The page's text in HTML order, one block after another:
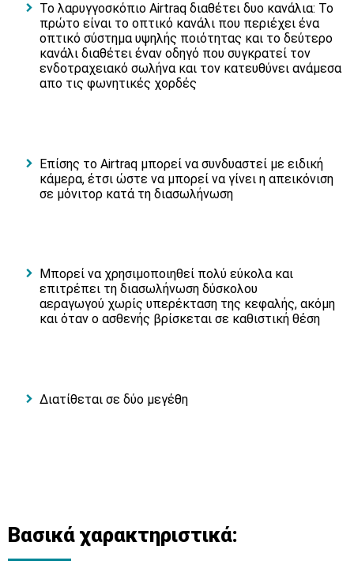
Το λαρυγγοσκόπιο Airtraq διαθέτει δυο κανάλια: Το
πρώτο είναι το οπτικό κανάλι που περιέχει ένα
οπτικό σύστημα υψηλής ποιότητας και το δεύτερο
κανάλι διαθέτει έναν οδηγό που συγκρατεί τον
ενδοτραχειακό σωλήνα και τον κατευθύνει ανάμεσα
απο τις φωνητικές χορδές
Επίσης το Airtraq μπορεί να συνδυαστεί με ειδική
κάμερα, έτσι ώστε να μπορεί να γίνει η απεικόνιση
σε μόνιτορ κατά τη διασωλήνωση
Μπορεί να χρησιμοποιηθεί πολύ εύκολα και
επιτρέπει τη διασωλήνωση δύσκολου
αεραγωγού χωρίς υπερέκταση της κεφαλής, ακόμη
και όταν ο ασθενής βρίσκεται σε καθιστική θέση
Διατίθεται σε δύο μεγέθη
Βασικά χαρακτηριστικά: